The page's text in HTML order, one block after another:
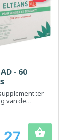
bekijken
- 60
ter
van de
